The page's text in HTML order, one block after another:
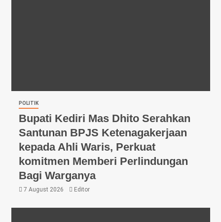
POLITIK
Bupati Kediri Mas Dhito Serahkan
Santunan BPJS Ketenagakerjaan
kepada Ahli Waris, Perkuat
komitmen Memberi Perlindungan
Bagi Warganya
7 August 2026 Editor